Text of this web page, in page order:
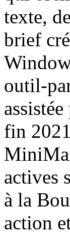
texte,
brief
outil-
fin
actives
à la
action